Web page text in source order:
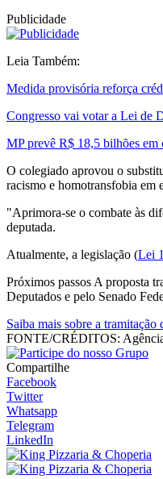
Publicidade
Leia Também:
Medida provisória reforça
Congresso vai votar a Lei de
MP prevê R$ 18,5 bilhões
O colegiado aprovou o
racismo e homotransfobia em
"Aprimora-se o combate às
deputada.
Atualmente, a legislação (Lei
Próximos passos A proposta
Deputados e pelo Senado
Saiba mais sobre a tramitação
FONTE/CRÉDITOS:
Compartilhe
Facebook
Twitter
Whatsapp
Telegram
LinkedIn